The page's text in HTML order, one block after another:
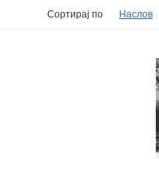
Сортирај по Наслов